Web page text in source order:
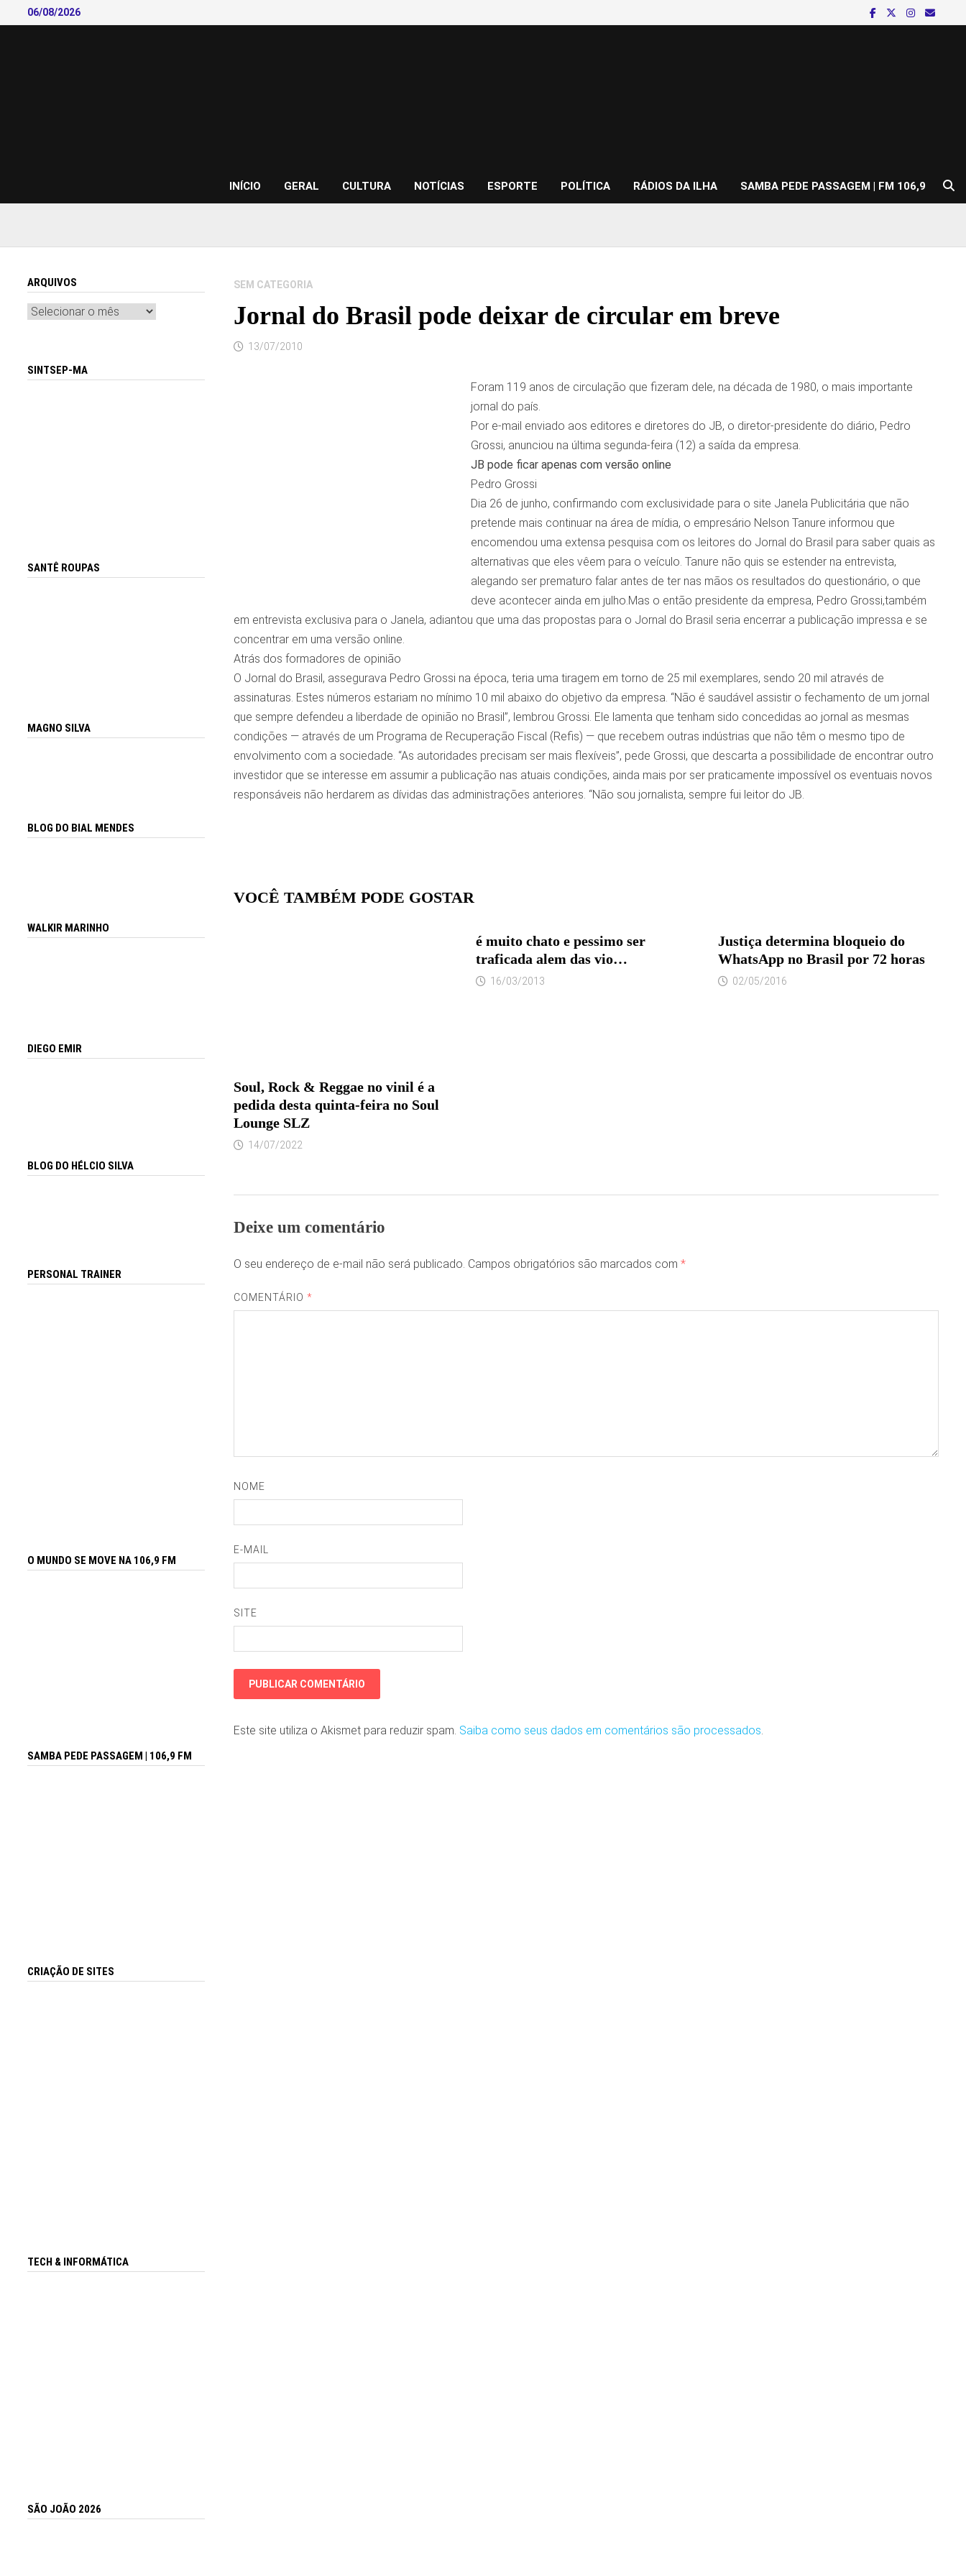
to
06/08/2026
INÍCIO GERAL CULTURA NOTÍCIAS ESPORTE POLÍTICA RÁDIOS DA ILHA SAMBA PEDE PASSAGEM | FM 106,9
SEM CATEGORIA
Jornal do Brasil pode deixar de circular em breve
13/07/2010
Foram 119 anos de circulação que fizeram dele, na década de 1980, o mais importante
jornal do país.
Por e-mail enviado aos editores e diretores do JB, o diretor-presidente do diário, Pedro
Grossi, anunciou na última segunda-feira (12) a saída da empresa.
JB pode ficar apenas com versão online
Pedro Grossi
Dia 26 de junho, confirmando com exclusividade para o site Janela Publicitária que não
pretende mais continuar na área de mídia, o empresário Nelson Tanure informou que
encomendou uma extensa pesquisa com os leitores do Jornal do Brasil para saber quais as
alternativas que eles vêem para o veículo. Tanure não quis se estender na entrevista,
alegando ser prematuro falar antes de ter nas mãos os resultados do questionário, o que
deve acontecer ainda em julho.Mas o então presidente da empresa, Pedro Grossi,também
em entrevista exclusiva para o Janela, adiantou que uma das propostas para o Jornal do Brasil seria encerrar a publicação impressa e se
concentrar em uma versão online.
Atrás dos formadores de opinião
O Jornal do Brasil, assegurava Pedro Grossi na época, teria uma tiragem em torno de 25 mil exemplares, sendo 20 mil através de
assinaturas. Estes números estariam no mínimo 10 mil abaixo do objetivo da empresa. “Não é saudável assistir o fechamento de um jornal
que sempre defendeu a liberdade de opinião no Brasil”, lembrou Grossi. Ele lamenta que tenham sido concedidas ao jornal as mesmas
condições — através de um Programa de Recuperação Fiscal (Refis) — que recebem outras indústrias que não têm o mesmo tipo de
envolvimento com a sociedade. “As autoridades precisam ser mais flexíveis”, pede Grossi, que descarta a possibilidade de encontrar outro
investidor que se interesse em assumir a publicação nas atuais condições, ainda mais por ser praticamente impossível os eventuais novos
responsáveis não herdarem as dívidas das administrações anteriores. “Não sou jornalista, sempre fui leitor do JB.
VOCÊ TAMBÉM PODE GOSTAR
Soul, Rock & Reggae no vinil é a
pedida desta quinta-feira no Soul
Lounge SLZ
14/07/2022
é muito chato e pessimo ser
traficada alem das vio…
16/03/2013
Justiça determina bloqueio do
WhatsApp no Brasil por 72 horas
02/05/2016
Deixe um comentário
O seu endereço de e-mail não será publicado. Campos obrigatórios são marcados com *
COMENTÁRIO*
NOME
E-MAIL
SITE
Este site utiliza o Akismet para reduzir spam. Saiba como seus dados em comentários são processados.
ARQUIVOS
Arquivos
SINTSEP-MA
SANTÊ ROUPAS
MAGNO SILVA
BLOG DO BIAL MENDES
WALKIR MARINHO
DIEGO EMIR
BLOG DO HÉLCIO SILVA
PERSONAL TRAINER
O MUNDO SE MOVE NA 106,9 FM
SAMBA PEDE PASSAGEM | 106,9 FM
CRIAÇÃO DE SITES
TECH & INFORMÁTICA
SÃO JOÃO 2026